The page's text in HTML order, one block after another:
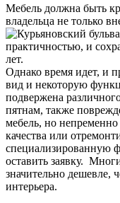
Мебель должна быть
владельца не только
практичностью, и
лет.
Однако время идет, и
вид и некоторую
подвержена
пятнам, также
мебель, но
качества или
специализированную
оставить заявку.
значительно дешевле,
интерьера.